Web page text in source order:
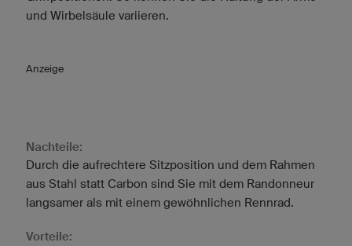
und Wirbelsäule variieren.
Anzeige
Nachteile:
Durch die aufrechtere Sitzposition und dem Rahmen
aus Stahl statt Carbon sind Sie mit dem Randonneur
langsamer als mit einem gewöhnlichen Rennrad.
Vorteile: